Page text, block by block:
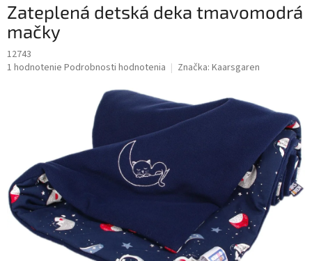
Zateplená detská deka tmavomodrá
mačky
12743
Priemerné
hviezdičiek.
1 hodnotenie Podrobnosti hodnotenia Značka: Kaarsgaren